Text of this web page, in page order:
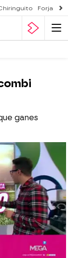
Forjado
ganes